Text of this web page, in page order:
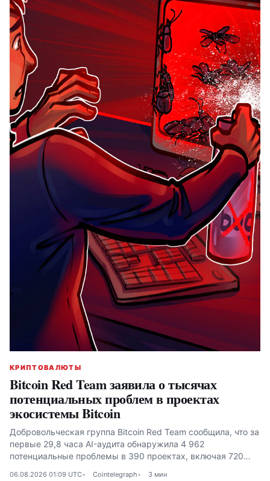
КРИПТОВАЛЮТЫ
Bitcoin Red Team заявила о тысячах
потенциальных проблем в проектах
экосистемы Bitcoin
Добровольческая группа Bitcoin Red Team сообщила, что за
первые 29,8 часа AI-аудита обнаружила 4 962
потенциальные проблемы в 390 проектах, включая 720
06.08.2026 01:09 UTC Cointelegraph 3 мин